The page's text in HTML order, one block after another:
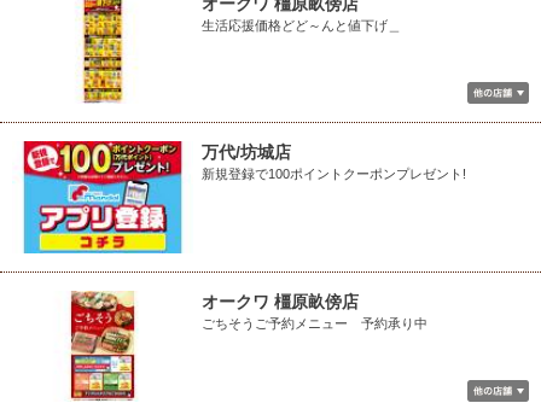
生活応援価格どど～んと値下げ＿
万代/坊城店
新規登録で100ポイントクーポンプレゼント!
オークワ 橿原畝傍店
ごちそうご予約メニュー 予約承り中